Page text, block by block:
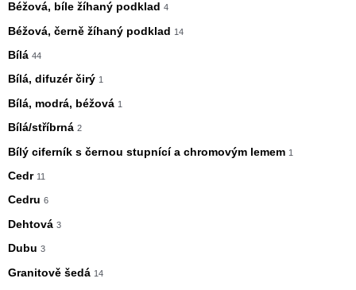
Béžová, bíle žíhaný podklad 4
Béžová, černě žíhaný podklad 14
Bílá 44
Bílá, difuzér čirý 1
Bílá, modrá, béžová 1
Bílá/stříbrná 2
Bílý ciferník s černou stupnící a chromovým lemem 1
Cedr 11
Cedru 6
Dehtová 3
Dubu 3
Granitově šedá 14